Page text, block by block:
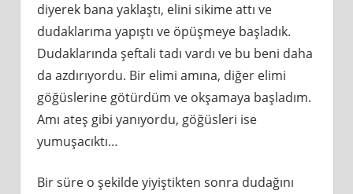
diyerek bana yaklaştı, elini sikime attı ve
dudaklarıma yapıştı ve öpüşmeye başladık.
Dudaklarında şeftali tadı vardı ve bu beni daha
da azdırıyordu. Bir elimi amına, diğer elimi
göğüslerine götürdüm ve okşamaya başladım.
Amı ateş gibi yanıyordu, göğüsleri ise
yumuşacıktı…
Bir süre o şekilde yiyiştikten sonra dudağını